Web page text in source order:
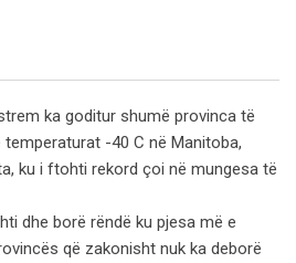
ka goditur shumë provinca të
-40 C në Manitoba,
ku i ftohti rekord çoi në mungesa të
dhe borë rëndë ku pjesa më e
që zakonisht nuk ka deborë